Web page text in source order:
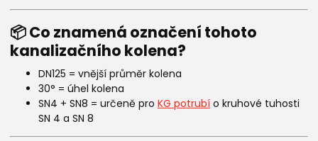
📦 Co znamená označení tohoto
kanalizačního kolena?
DN125 = vnější průměr kolena
30° = úhel kolena
SN4 + SN8 = určeně pro KG potrubí o kruhové tuhosti
SN 4 a SN 8